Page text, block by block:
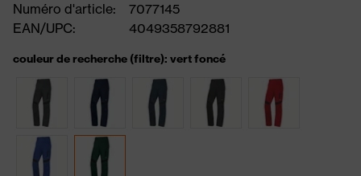
Numéro d'article:
7077145
EAN/UPC:
4049358792881
couleur de recherche (filtre): vert foncé